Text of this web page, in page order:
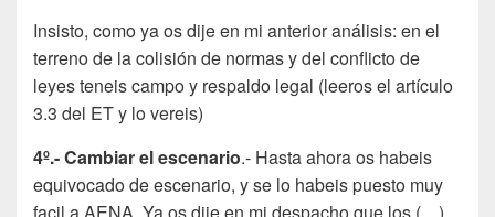
Insisto, como ya os dije en mi anterior análisis: en el
terreno de la colisión de normas y del conflicto de
leyes teneis campo y respaldo legal (leeros el artículo
3.3 del ET y lo vereis)
4º.- Cambiar el escenario.- Hasta ahora os habeis
equivocado de escenario, y se lo habeis puesto muy
facil a AENA. Ya os dije en mi despacho que los (…)